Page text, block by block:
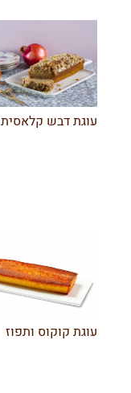
עוגת דבש קלאסית
עוגת קוקוס ותפוז